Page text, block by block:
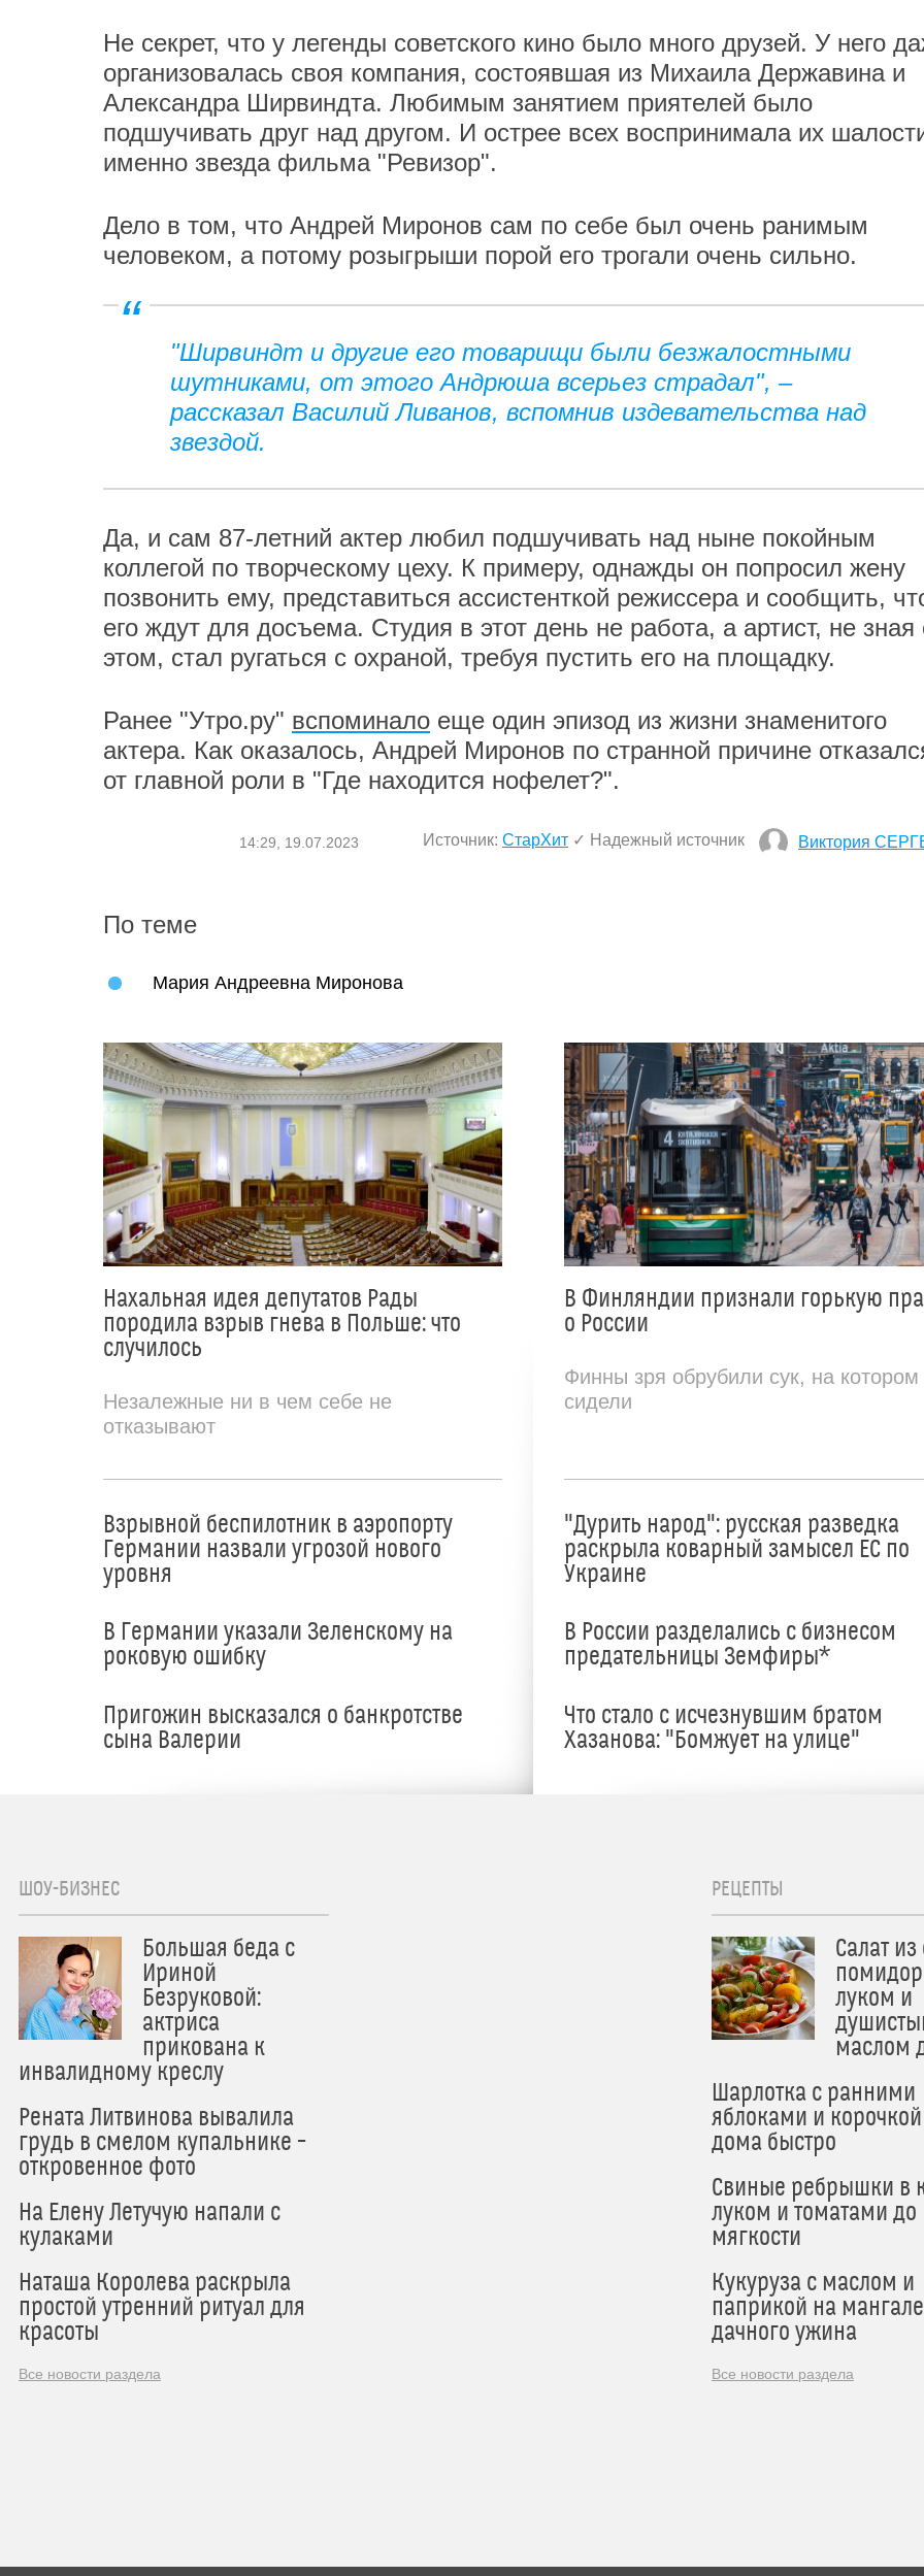
Не секрет, что у легенды советского кино было много друзей. У него
организовалась своя компания, состоявшая из Михаила Державина и
Александра Ширвиндта. Любимым занятием приятелей было
подшучивать друг над другом. И острее всех воспринимала их
именно звезда фильма "Ревизор".
Дело в том, что Андрей Миронов сам по себе был очень ранимым
человеком, а потому розыгрыши порой его трогали очень сильно.
"Ширвиндт и другие его товарищи были безжалостными
шутниками, от этого Андрюша всерьез страдал", –
рассказал Василий Ливанов, вспомнив издевательства над
звездой.
Да, и сам 87-летний актер любил подшучивать над ныне покойным
коллегой по творческому цеху. К примеру, однажды он попросил жену
позвонить ему, представиться ассистенткой режиссера и сообщить,
его ждут для досъема. Студия в этот день не работа, а артист, не зная
этом, стал ругаться с охраной, требуя пустить его на площадку.
Ранее "Утро.ру" вспоминало еще один эпизод из жизни знаменитого
актера. Как оказалось, Андрей Миронов по странной причине
от главной роли в "Где находится нофелет?".
14:29, 19.07.2023 Источник: СтарХит ✓ Надежный источник Виктория
По теме
Мария Андреевна Миронова
Нахальная идея депутатов Рады
породила взрыв гнева в Польше: что
случилось
Незалежные ни в чем себе не
отказывают
Взрывной беспилотник в аэропорту
Германии назвали угрозой нового
уровня
В Германии указали Зеленскому на
роковую ошибку
Пригожин высказался о банкротстве
сына Валерии
В Финляндии признали горькую
о России
Финны зря обрубили сук, на котором
сидели
"Дурить народ": русская разведка
раскрыла коварный замысел ЕС по
Украине
В России разделались с бизнесом
предательницы Земфиры*
Что стало с исчезнувшим братом
Хазанова: "Бомжует на улице"
ШОУ-БИЗНЕС
Большая беда с
Ириной
Безруковой:
актриса
прикована к
инвалидному креслу
Рената Литвинова вывалила
грудь в смелом купальнике –
откровенное фото
На Елену Летучую напали с
кулаками
Наташа Королева раскрыла
простой утренний ритуал для
красоты
Все новости раздела
РЕЦЕПТЫ
Салат
луком и
маслом
Шарлотка с ранними
яблоками и
дома быстро
Свиные ребрышки в
луком и томатами до
мягкости
Кукуруза с маслом и
паприкой на
дачного ужина
Все новости раздела